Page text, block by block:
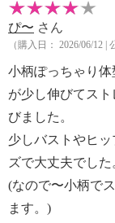
ぴ〜 さん
（購入日： 2026/06/12 |
小柄ぽっちゃり
が少し伸びてス
びました。
少しバストやヒ
ズで大丈夫でした
(なので〜小柄で
ます。)